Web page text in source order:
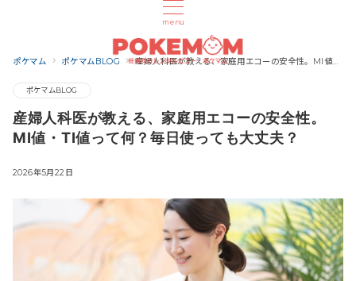
menu
ポケマム ポケマムBLOG 産婦人科医が教える、家庭用エコーの安全性。MI値・TI値って何？毎日使っても大丈夫？
ポケマムBLOG
産婦人科医が教える、家庭用エコーの安全性。
MI値・TI値って何？毎日使っても大丈夫？
2026年5月22日